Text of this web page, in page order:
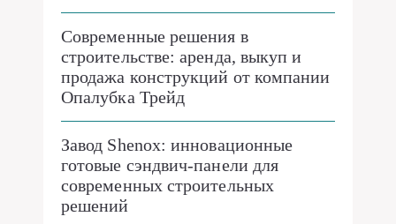
Современные решения в
строительстве: аренда, выкуп и
продажа конструкций от компании
Опалубка Трейд
Завод Shenox: инновационные
готовые сэндвич-панели для
современных строительных
решений